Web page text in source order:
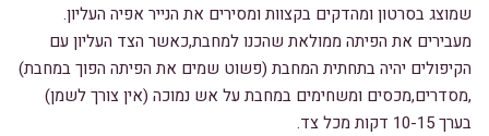
שמוצג בסרטון ומהדקים בקצוות ומסירים את הנייר אפיה העליון.
מעבירים את הפיתה ממולאת שהכנו למחבת,כאשר הצד העליון עם
הקיפולים יהיה בתחתית המחבת (פשוט שמים את הפיתה הפוך במחבת)
,מסדרים,מכסים ומשחימים במחבת על אש נמוכה (אין צורך לשמן)
בערך 10-15 דקות מכל צד.